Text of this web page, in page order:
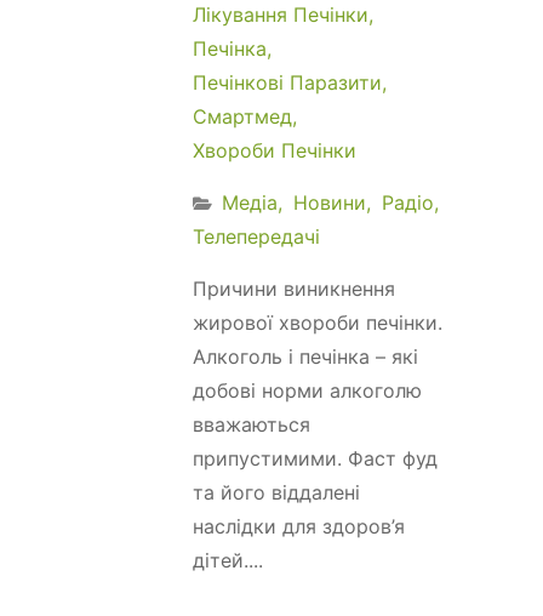
Лікування Печінки
Печінка
Печінкові Паразити
Смартмед
Хвороби Печінки
Медіа Новини
Радіо
Телепередачі
Причини виникнення
жирової хвороби печінки.
Алкоголь і печінка – які
добові норми алкоголю
вважаються
припустимими. Фаст фуд
та його віддалені
наслідки для здоров’я
дітей....